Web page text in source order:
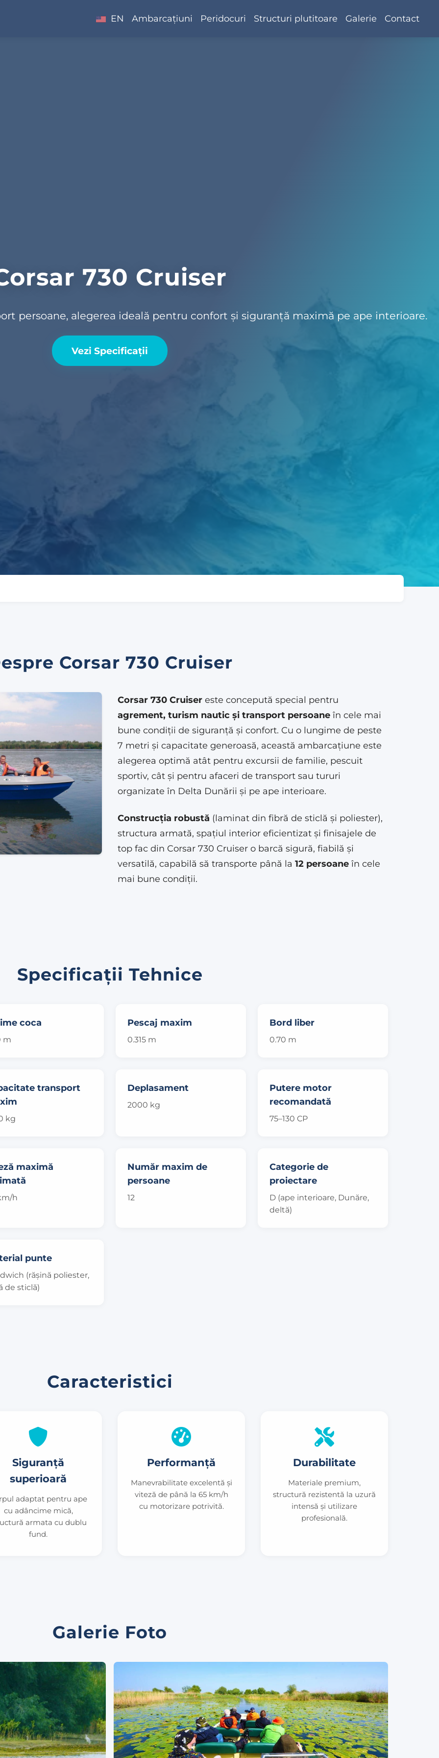
EN Ambarcațiuni Peridocuri Structuri plutitoare Galerie Contact
730 Cruiser
persoane, alegerea ideală pentru confort și siguranță maximă pe ape interioare.
Vezi Specificații
Corsar 730 Cruiser
Corsar 730 Cruiser este concepută special pentru
agrement, turism nautic și transport persoane în cele mai
bune condiții de siguranță și confort. Cu o lungime de peste
7 metri și capacitate generoasă, această ambarcațiune este
alegerea optimă atât pentru excursii de familie, pescuit
sportiv, cât și pentru afaceri de transport sau tururi
organizate în Delta Dunării și pe ape interioare.
Construcția robustă (laminat din fibră de sticlă și poliester),
structura armată, spațiul interior eficientizat și finisajele de
top fac din Corsar 730 Cruiser o barcă sigură, fiabilă și
versatilă, capabilă să transporte până la 12 persoane în cele
mai bune condiții.
Specificații Tehnice
coca
m
Pescaj maxim
0.315 m
Bord liber
0.70 m
transport
kg
Deplasament
2000 kg
Putere motor
recomandată
75–130 CP
maximă
h
Număr maxim de
persoane
12
Categorie de
proiectare
D (ape interioare, Dunăre,
deltă)
punte
(rășină poliester,
de sticlă)
Caracteristici
Siguranță
superioară
adaptat pentru ape
cu adâncime mică,
armata cu dublu
fund.
Performanță
Manevrabilitate excelentă și
viteză de până la 65 km/h
cu motorizare potrivită.
Durabilitate
Materiale premium,
structură rezistentă la uzură
intensă și utilizare
profesională.
Galerie Foto